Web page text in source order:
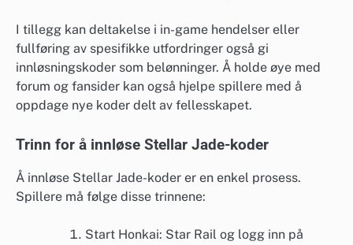
I tillegg kan deltakelse i in-game hendelser eller
fullføring av spesifikke utfordringer også gi
innløsningskoder som belønninger. Å holde øye med
forum og fansider kan også hjelpe spillere med å
oppdage nye koder delt av fellesskapet.
Trinn for å innløse Stellar Jade-koder
Å innløse Stellar Jade-koder er en enkel prosess.
Spillere må følge disse trinnene:
Start Honkai: Star Rail og logg inn på